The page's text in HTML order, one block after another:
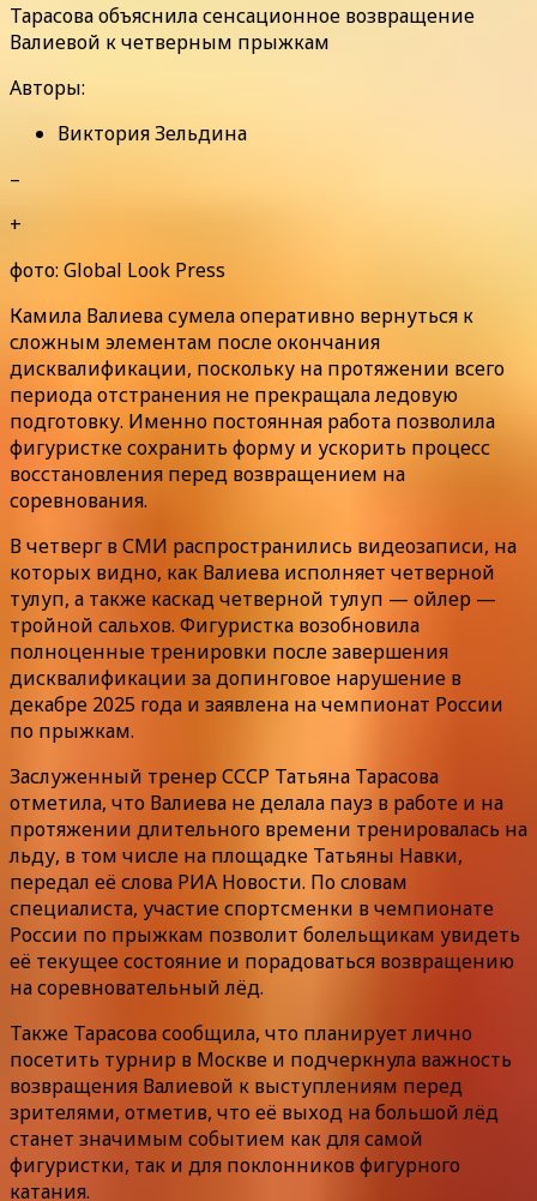
Тарасова объяснила сенсационное возвращение
Валиевой к четверным прыжкам
Авторы:
Виктория Зельдина
–
+
фото: Global Look Press
Камила Валиева сумела оперативно вернуться к
сложным элементам после окончания
дисквалификации, поскольку на протяжении всего
периода отстранения не прекращала ледовую
подготовку. Именно постоянная работа позволила
фигуристке сохранить форму и ускорить процесс
восстановления перед возвращением на
соревнования.
В четверг в СМИ распространились видеозаписи, на
которых видно, как Валиева исполняет четверной
тулуп, а также каскад четверной тулуп — ойлер —
тройной сальхов. Фигуристка возобновила
полноценные тренировки после завершения
дисквалификации за допинговое нарушение в
декабре 2025 года и заявлена на чемпионат России
по прыжкам.
Заслуженный тренер СССР Татьяна Тарасова
отметила, что Валиева не делала пауз в работе и на
протяжении длительного времени тренировалась на
льду, в том числе на площадке Татьяны Навки,
передал её слова РИА Новости. По словам
специалиста, участие спортсменки в чемпионате
России по прыжкам позволит болельщикам увидеть
её текущее состояние и порадоваться возвращению
на соревновательный лёд.
Также Тарасова сообщила, что планирует лично
посетить турнир в Москве и подчеркнула важность
возвращения Валиевой к выступлениям перед
зрителями, отметив, что её выход на большой лёд
станет значимым событием как для самой
фигуристки, так и для поклонников фигурного
катания.